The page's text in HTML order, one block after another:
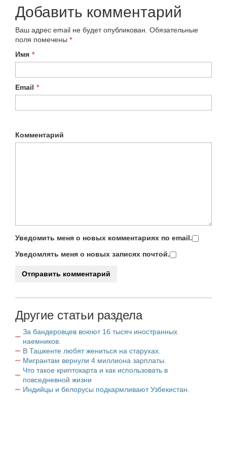
Добавить комментарий
Ваш адрес email не будет опубликован. Обязательные
поля помечены *
Имя *
Email *
Комментарий
Уведомить меня о новых комментариях по email.
Уведомлять меня о новых записях почтой.
Другие статьи раздела
За бандеровцев воюют 16 тысяч иностранных
наемников.
В Ташкенте любят жениться на старухах.
Мигрантам вернули 4 миллиона зарплаты.
Что такое криптокарта и как использовать в
повседневной жизни
Индийцы и белорусы подкармливают Узбекистан.